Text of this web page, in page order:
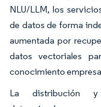
NLU/LLM, los
de datos de forma
aumentada por
datos vectoriales
conocimiento
La distribución y